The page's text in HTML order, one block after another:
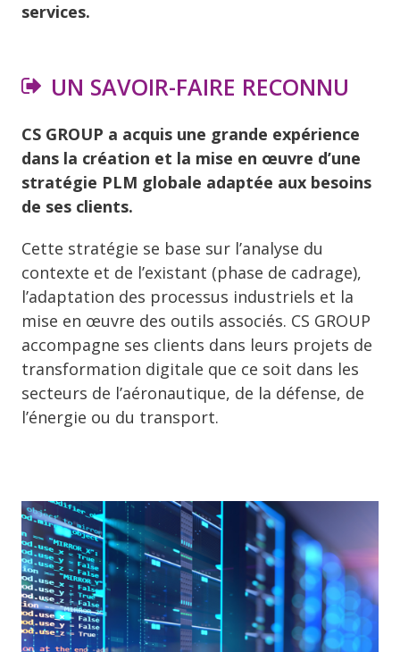
services.
UN SAVOIR-FAIRE RECONNU
CS GROUP a acquis une grande expérience
dans la création et la mise en œuvre d’une
stratégie PLM globale adaptée aux besoins
de ses clients.
Cette stratégie se base sur l’analyse du
contexte et de l’existant (phase de cadrage),
l’adaptation des processus industriels et la
mise en œuvre des outils associés. CS GROUP
accompagne ses clients dans leurs projets de
transformation digitale que ce soit dans les
secteurs de l’aéronautique, de la défense, de
l’énergie ou du transport.